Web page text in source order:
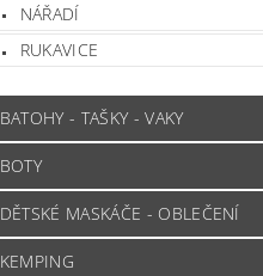
NÁŘADÍ
RUKAVICE
BATOHY - TAŠKY - VAKY
BOTY
DĚTSKÉ MASKÁČE - OBLEČENÍ
KEMPING